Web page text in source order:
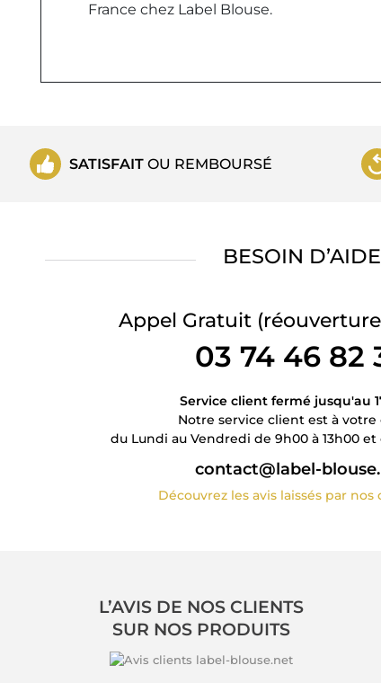
France chez Label Blouse.
SATISFAIT OU REMBOURSÉ
BESOIN D’AIDE
Appel Gratuit
03 74 46 82
Service client fermé jusqu'au
Notre service client est à votre
du Lundi au Vendredi de 9h00 à 13h00 et
contact@label-
Découvrez les avis laissés par nos
L’AVIS DE NOS CLIENTS
SUR NOS PRODUITS